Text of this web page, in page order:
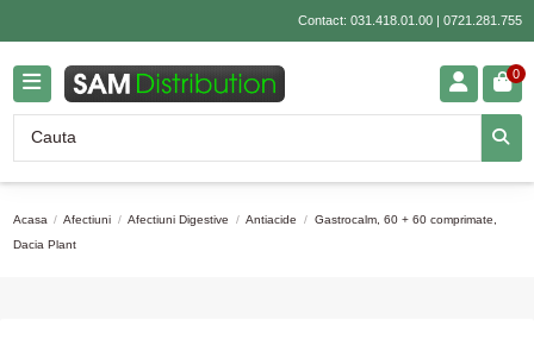
Contact: 031.418.01.00| 0721.281.755
0
Acasa Afectiuni Afectiuni Digestive Antiacide
Gastrocalm, 60 + 60 comprimate,
Dacia Plant